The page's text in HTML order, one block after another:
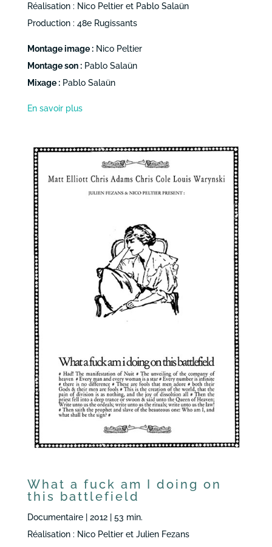
Réalisation : Nico Peltier et Pablo Salaün
Production : 48e Rugissants
Montage image :Nico Peltier
Montage son :Pablo Salaün
Mixage :Pablo Salaün
En savoir plus
What a fuck am I doing on
this battlefield
Documentaire | 2012 | 53 min.
Réalisation : Nico Peltier et Julien Fezans